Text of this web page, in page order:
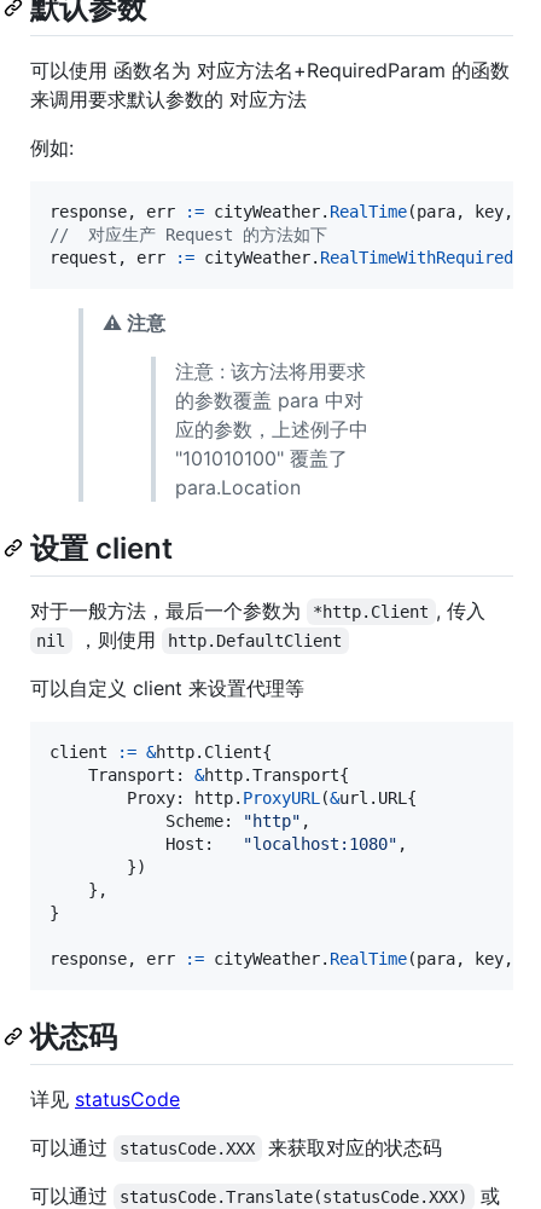
默认参数
可以使用 函数名为 对应方法名+RequiredParam 的函数
来调用要求默认参数的 对应方法
例如:
response, err := cityWeather. RealTime(para, key,
//  对应生产 Request 的方法如下
request , err := cityWeather.
⚠ 注意
注意 : 该方法将用要求
的参数覆盖 para 中对
应的参数，上述例子中
"101010100" 覆盖了
para.Location
设置 client
对于一般方法，最后一个参数为 *http.Client , 传入
nil ，则使用 http.DefaultClient
可以自定义 client 来设置代理等
client := &http. Client{
Transport : &http.Transport{
Proxy: http. ProxyURL (&url. URL {
Scheme: "http" ,
Host : "localhost:1080" ,
        })
    },
}
response, err := cityWeather. RealTime(para, key,
状态码
详见 statusCode
可以通过
statusCode.XXX
来获取对应的状态码
可以通过
statusCode.Translate(statusCode.XXX) 或